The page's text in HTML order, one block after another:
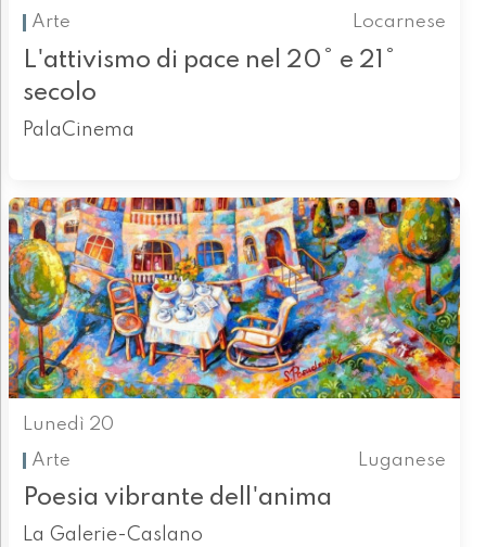
Arte
Locarnese
L'attivismo di pace nel 20° e 21°
secolo
PalaCinema
Lunedì 20
Arte
Luganese
Poesia vibrante dell'anima
La Galerie-Caslano